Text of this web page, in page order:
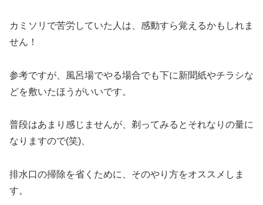
カミソリで苦労していた人は、感動すら覚えるかもしれま
せん！
参考ですが、風呂場でやる場合でも下に新聞紙やチラシな
どを敷いたほうがいいです。
普段はあまり感じませんが、剃ってみるとそれなりの量に
なりますので(笑)、
排水口の掃除を省くために、そのやり方をオススメしま
す。